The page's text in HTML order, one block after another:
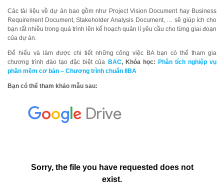
Các tài liệu về dự án bao gồm như Project Vision Document hay Business
Requirement Document, Stakeholder Analysis Document, … sẽ giúp ích cho
bạn rất nhiều trong quá trình lên kế hoạch quản lí yêu cầu cho từng giai đoạn
của dự án.
Để hiểu và làm được chi tiết những công việc BA bạn có thể tham gia
chương trình đào tạo đặc biệt của BAC, Khóa học: Phân tích nghiệp vụ
phần mềm cơ bản – Chương trình chuẩn IIBA
Bạn có thể tham khảo mẫu sau: